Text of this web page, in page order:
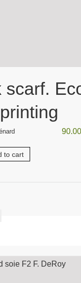
scarf.
printing
90.00
to cart